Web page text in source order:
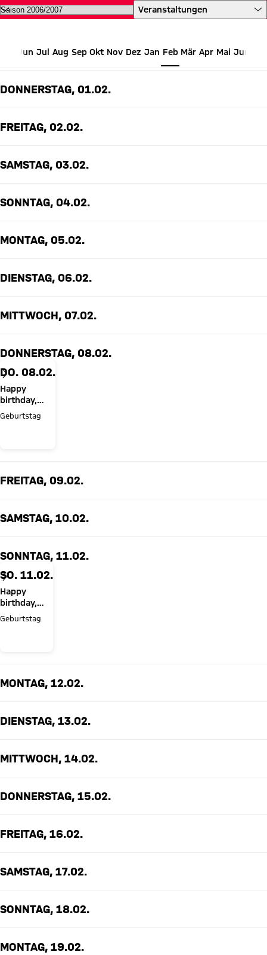
Alle Termine des FC Bayern
Veranstaltungen
Jun Jul Aug Sep Okt Nov Dez Jan Feb Mär Apr Mai Jun
FEBRUAR 2007
DONNERSTAG, 01.02.
FREITAG, 02.02.
SAMSTAG, 03.02.
SONNTAG, 04.02.
MONTAG, 05.02.
DIENSTAG, 06.02.
MITTWOCH, 07.02.
DONNERSTAG, 08.02.
DO. 08.02.
Happy
birthday,
Joshua
Kimmich!
Geburtstag
FREITAG, 09.02.
SAMSTAG, 10.02.
SONNTAG, 11.02.
SO. 11.02.
Happy
birthday,
Jonathan
Geburtstag
MONTAG, 12.02.
DIENSTAG, 13.02.
MITTWOCH, 14.02.
DONNERSTAG, 15.02.
FREITAG, 16.02.
SAMSTAG, 17.02.
SONNTAG, 18.02.
MONTAG, 19.02.